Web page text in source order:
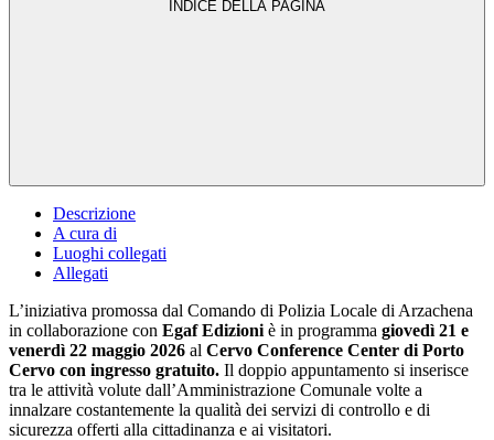
Descrizione
A cura di
Luoghi collegati
Allegati
L’iniziativa promossa dal Comando di Polizia Locale di Arzachena
in collaborazione con Egaf Edizioni è in programma giovedì 21 e
venerdì 22 maggio 2026 al Cervo Conference Center di Porto
Cervo con ingresso gratuito. Il doppio appuntamento si inserisce
tra le attività volute dall’Amministrazione Comunale volte a
innalzare costantemente la qualità dei servizi di controllo e di
sicurezza offerti alla cittadinanza e ai visitatori.